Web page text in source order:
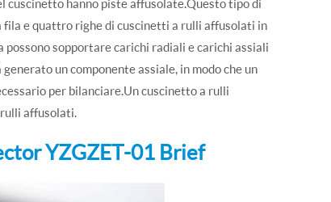
e quattro righe di cuscinetti a rulli affusolati in
sopportare carichi radiali e carichi assiali
un componente assiale, in modo che un
per bilanciare.Un cuscinetto a rulli
affusolati.
YZGZET-01 Brief